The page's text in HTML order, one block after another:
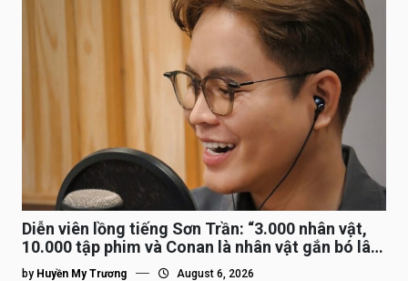
Diễn viên lồng tiếng Sơn Trần: “3.000 nhân vật,
10.000 tập phim và Conan là nhân vật gắn bó lâu
nhất”
by Huyền My Trương August 6, 2026